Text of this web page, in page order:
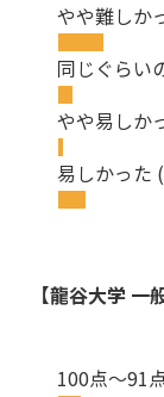
やや難しか
同じぐらい
やや易しか
易しかった
【龍谷大学
100点～91